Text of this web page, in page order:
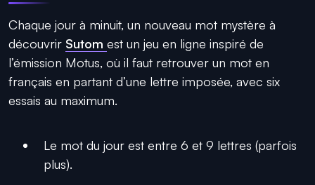
Chaque jour à minuit, un nouveau mot mystère à
découvrir Sutom est un jeu en ligne inspiré de
l’émission Motus, où il faut retrouver un mot en
français en partant d’une lettre imposée, avec six
essais au maximum.
Le mot du jour est entre 6 et 9 lettres (parfois
plus).